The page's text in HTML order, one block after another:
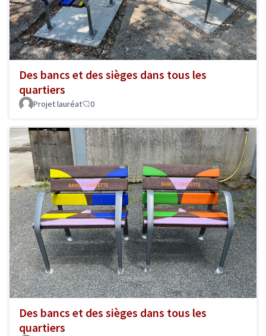
Des bancs et des sièges dans tous les
quartiers
Projet lauréat 0
Des bancs et des sièges dans tous les
quartiers